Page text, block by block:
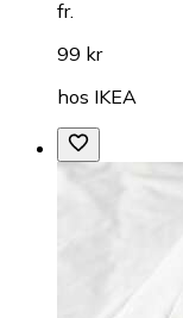
fr.
99 kr
hos IKEA